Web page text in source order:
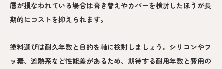
層が損なわれている場合は葺き替えやカバーを検討したほうが長
期的にコストを抑えられます。
塗料選びは耐久年数と目的を軸に検討しましょう。シリコンやフ
ッ素、遮熱系など性能差があるため、期待する耐用年数と費用の